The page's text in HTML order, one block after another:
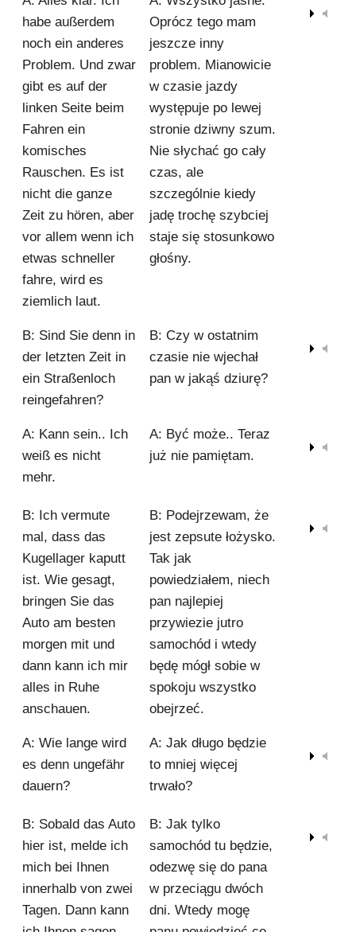
habe außerdem
noch ein anderes
Problem. Und zwar
gibt es auf der
linken Seite beim
Fahren ein
komisches
Rauschen. Es ist
nicht die ganze
Zeit zu hören, aber
vor allem wenn ich
etwas schneller
fahre, wird es
ziemlich laut.
Oprócz tego mam
jeszcze inny
problem. Mianowicie
w czasie jazdy
występuje po lewej
stronie dziwny szum.
Nie słychać go cały
czas, ale
szczególnie kiedy
jadę trochę szybciej
staje się stosunkowo
głośny.
B: Sind Sie denn in
der letzten Zeit in
ein Straßenloch
reingefahren?
B: Czy w ostatnim
czasie nie wjechał
pan w jakąś dziurę?
A: Kann sein.. Ich
weiß es nicht
mehr.
A: Być może.. Teraz
już nie pamiętam.
B: Ich vermute
mal, dass das
Kugellager kaputt
ist. Wie gesagt,
bringen Sie das
Auto am besten
morgen mit und
dann kann ich mir
alles in Ruhe
anschauen.
B: Podejrzewam, że
jest zepsute łożysko.
Tak jak
powiedziałem, niech
pan najlepiej
przywiezie jutro
samochód i wtedy
będę mógł sobie w
spokoju wszystko
obejrzeć.
A: Wie lange wird
es denn ungefähr
dauern?
A: Jak długo będzie
to mniej więcej
trwało?
B: Sobald das Auto
hier ist, melde ich
mich bei Ihnen
innerhalb von zwei
Tagen. Dann kann
B: Jak tylko
samochód tu będzie,
odezwę się do pana
w przeciągu dwóch
dni. Wtedy mogę